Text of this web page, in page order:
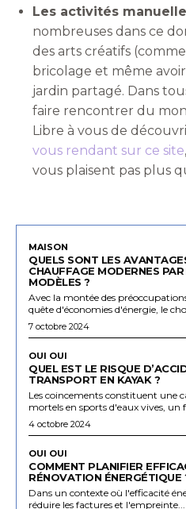
Les activités
nombreuses dans ce
des arts créatifs
bricolage et même
jardin partagé. Dans
faire rencontrer du
Libre à vous de
vous rendant sur ce site
vous plaisent pas plus
MAISON
QUELS SONT LES
CHAUFFAGE MODERNES
MODÈLES ?
Avec la montée des
quête d'économies d'énergie, le
7 octobre 2024
OUI OUI
QUEL EST LE RISQUE
TRANSPORT EN KAYAK ?
Les coincements constituent une
mortels en sports d'eaux vives, un
4 octobre 2024
OUI OUI
COMMENT PLANIFIER
RÉNOVATION ÉNERGÉTIQUE
Dans un contexte où l'efficacité
réduire les factures et l'empreinte...